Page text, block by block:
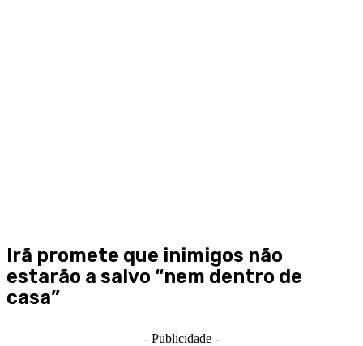
Irã promete que inimigos não
estarão a salvo “nem dentro de
casa”
- Publicidade -